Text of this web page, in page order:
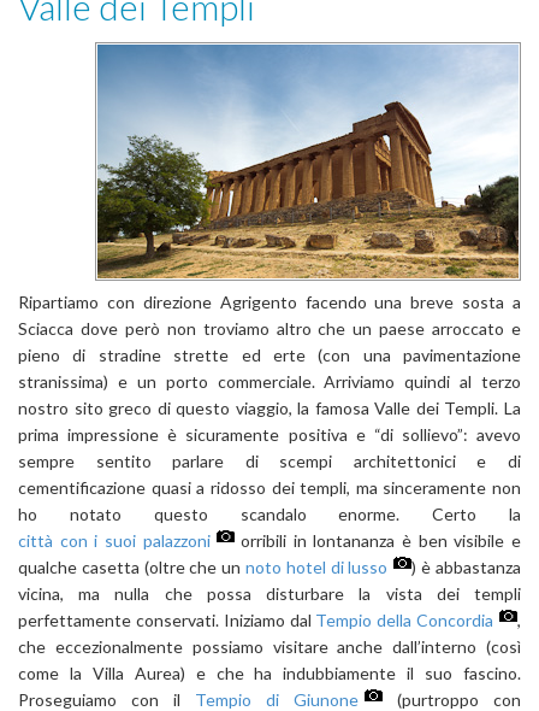
Ripartiamo con direzione Agrigento facendo una breve sosta a
Sciacca dove però non troviamo altro che un paese arroccato e
pieno di stradine strette ed erte (con una pavimentazione
stranissima) e un porto commerciale. Arriviamo quindi al terzo
nostro sito greco di questo viaggio, la famosa Valle dei Templi. La
prima impressione è sicuramente positiva e “di sollievo”: avevo
sempre sentito parlare di scempi architettonici e di
cementificazione quasi a ridosso dei templi, ma sinceramente non
ho notato questo scandalo enorme. Certo la
città con i suoi palazzoni
orribili in lontananza è ben visibile e
qualche casetta (oltre che un noto hotel di lusso
) è abbastanza
vicina, ma nulla che possa disturbare la vista dei templi
perfettamente conservati. Iniziamo dal Tempio della Concordia
,
che eccezionalmente possiamo visitare anche dall’interno (così
come la Villa Aurea) e che ha indubbiamente il suo fascino.
Proseguiamo con il Tempio di Giunone
(purtroppo con